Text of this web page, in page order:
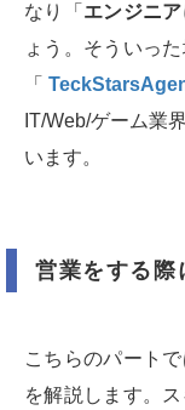
なり「 エンジニ
ょう。そういっ
「
IT/Web/ゲーム業
います。
営業をする際
こちらのパート
を解説します。